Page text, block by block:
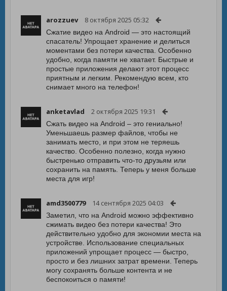
arozzuev 8 октября 2025 05:32
Сжатие видео на Android — это настоящий
спасатель! Упрощает хранение и делиться
моментами без потери качества. Особенно
удобно, когда памяти не хватает. Быстрые и
простые приложения делают этот процесс
приятным и легким. Рекомендую всем, кто
снимает много на телефон!
anketavlad 2 октября 2025 19:31
Сжать видео на Android – это гениально!
Уменьшаешь размер файлов, чтобы не
занимать место, и при этом не теряешь
качество. Особенно полезно, когда нужно
быстренько отправить что-то друзьям или
сохранить на память. Теперь у меня больше
места для игр!
amd3500779 14 сентября 2025 04:03
Заметил, что на Android можно эффективно
сжимать видео без потери качества! Это
действительно удобно для экономии места на
устройстве. Использование специальных
приложений упрощает процесс — быстро,
просто и без лишних затрат времени. Теперь
могу сохранять больше контента и не
беспокоиться о памяти!